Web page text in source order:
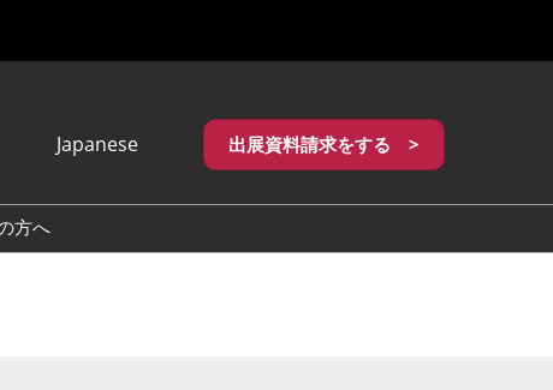
Japanese
English
繁體中文
出展資料請求をする >
方へ